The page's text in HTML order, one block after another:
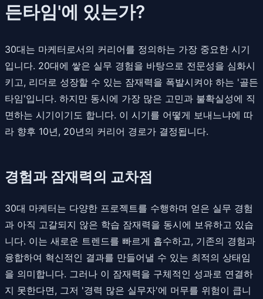
든타임'에 있는가?
30대는 마케터로서의 커리어를 정의하는 가장 중요한 시기
입니다. 20대에 쌓은 실무 경험을 바탕으로 전문성을 심화시
키고, 리더로 성장할 수 있는 잠재력을 폭발시켜야 하는 '골든
타임'입니다. 하지만 동시에 가장 많은 고민과 불확실성에 직
면하는 시기이기도 합니다. 이 시기를 어떻게 보내느냐에 따
라 향후 10년, 20년의 커리어 경로가 결정됩니다.
경험과 잠재력의 교차점
30대 마케터는 다양한 프로젝트를 수행하며 얻은 실무 경험
과 아직 고갈되지 않은 학습 잠재력을 동시에 보유하고 있습
니다. 이는 새로운 트렌드를 빠르게 흡수하고, 기존의 경험과
융합하여 혁신적인 결과를 만들어낼 수 있는 최적의 상태임
을 의미합니다. 그러나 이 잠재력을 구체적인 성과로 연결하
지 못한다면, 그저 '경력 많은 실무자'에 머무를 위험이 큽니